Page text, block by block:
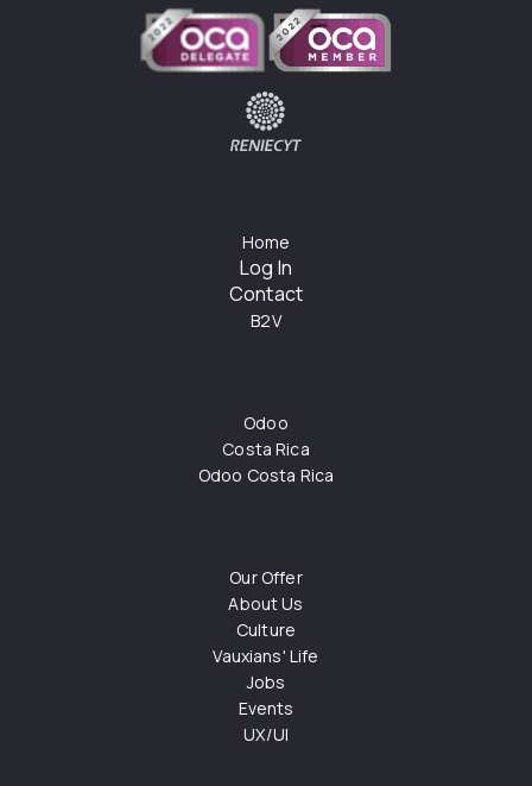
Home
Log In
Contact
B2V
Odoo
Costa Rica
Odoo Costa Rica
Our Offer
About Us
Culture
Vauxians' Life
Jobs
Events
UX/UI